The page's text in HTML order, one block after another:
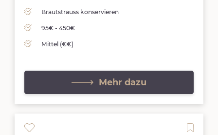
Brautstrauss konservieren
95€ - 450€
Mittel (€€)
Mehr dazu